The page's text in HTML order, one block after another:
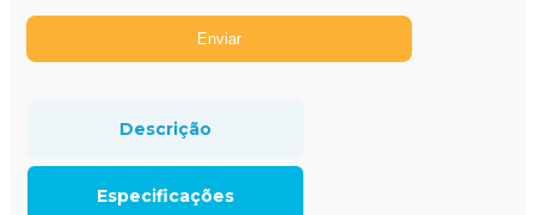
Enviar
Descrição
Especificações